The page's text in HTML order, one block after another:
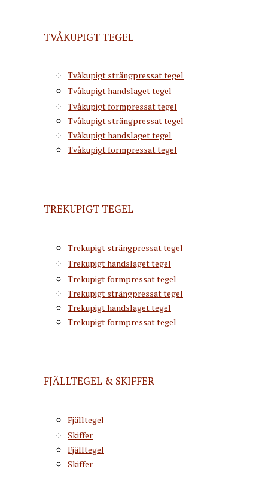
TVÅKUPIGT TEGEL
Tvåkupigt strängpressat tegel
Tvåkupigt handslaget tegel
Tvåkupigt formpressat tegel
Tvåkupigt strängpressat tegel
Tvåkupigt handslaget tegel
Tvåkupigt formpressat tegel
TREKUPIGT TEGEL
Trekupigt strängpressat tegel
Trekupigt handslaget tegel
Trekupigt formpressat tegel
Trekupigt strängpressat tegel
Trekupigt handslaget tegel
Trekupigt formpressat tegel
FJÄLLTEGEL & SKIFFER
Fjälltegel
Skiffer
Fjälltegel
Skiffer